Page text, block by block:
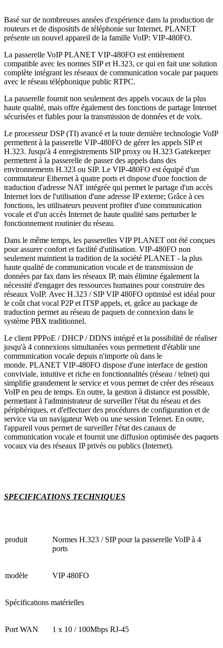
Basé sur de nombreuses années d'expérience dans la production de
routeurs et de dispositifs de téléphonie sur Internet, PLANET
présente un nouvel appareil de la famille VoIP: VIP-480FO.
La passerelle VoIP PLANET VIP-480FO est entièrement
compatible avec les normes SIP et H.323, ce qui en fait une solution
complète intégrant les réseaux de communication vocale par paquets
avec le réseau téléphonique public RTPC.
La passerelle fournit non seulement des appels vocaux de la plus
haute qualité, mais offre également des fonctions de partage Internet
sécurisées et fiables pour la transmission de données et de voix.
Le processeur DSP (TI) avancé et la toute dernière technologie VoIP
permettent à la passerelle VIP-480FO de gérer les appels SIP et
H.323. Jusqu'à 4 enregistrements SIP proxy ou H.323 Gatekeeper
permettent à la passerelle de passer des appels dans des
environnements H.323 ou SIP. Le VIP-480FO est équipé d'un
commutateur Ethernet à quatre ports et dispose d'une fonction de
traduction d'adresse NAT intégrée qui permet le partage d'un accès
Internet lors de l'utilisation d'une adresse IP externe; Grâce à ces
fonctions, les utilisateurs peuvent profiter d'une communication
vocale et d'un accès Internet de haute qualité sans perturber le
fonctionnement routinier du réseau.
Dans le même temps, les passerelles VIP PLANET ont été conçues
pour assurer confort et facilité d'utilisation. VIP-480FO non
seulement maintient la tradition de la société PLANET - la plus
haute qualité de communication vocale et de transmission de
données par fax dans les réseaux IP, mais élimine également la
nécessité d'engager des ressources humaines pour construire des
réseaux VoIP. Avec H.323 / SIP VIP 480FO optimisé est idéal pour
le coût chat vocal P2P et ITSP appels, et, grâce au package de
traduction permet au réseau de paquets de connexion dans le
système PBX traditionnel.
Le client PPPoE / DHCP / DDNS intégré et la possibilité de réaliser
jusqu'à 4 connexions simultanées vous permettent d'établir une
communication vocale depuis n'importe où dans le
monde. PLANET VIP-480FO dispose d'une interface de gestion
conviviale, intuitive et riche en fonctionnalités (réseau / telnet) qui
simplifie grandement le service et vous permet de créer des réseaux
VoIP en peu de temps. En outre, la gestion à distance est possible,
permettant à l'administrateur de surveiller l'état du réseau et des
périphériques, et d'effectuer des procédures de configuration et de
service via un navigateur Web ou une session Telenet. En outre,
l'appareil vous permet de surveiller l'état des canaux de
communication vocale et fournit une diffusion optimisée des paquets
vocaux via des réseaux IP privés ou publics (Internet).
SPECIFICATIONS TECHNIQUES
produit
Normes H.323 / SIP pour la passerelle VoIP à 4
ports
modèle VIP 480FO
Spécifications matérielles
Port WAN 1 x 10 / 100Mbps RJ-45